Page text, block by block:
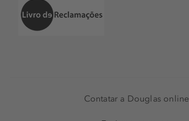
Contatar a Douglas online